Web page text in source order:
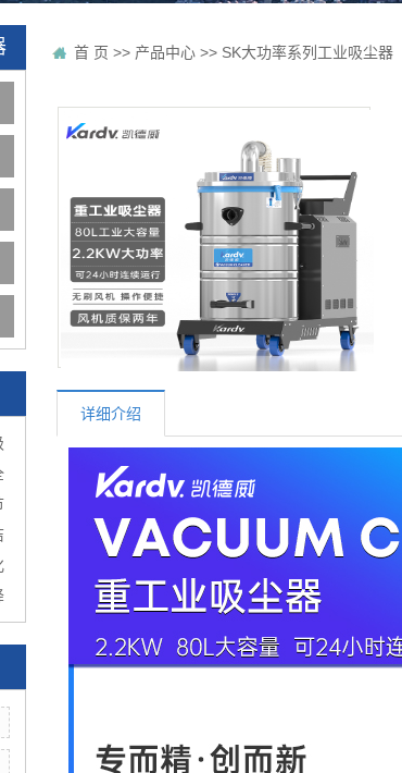
首 页 >> 产品中心 >> SK大功率系列工业吸尘器
详细介绍